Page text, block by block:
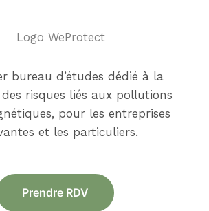
bureau d’études dédié à la
risques liés aux pollutions
pour les entreprises
et les particuliers.
Prendre RDV